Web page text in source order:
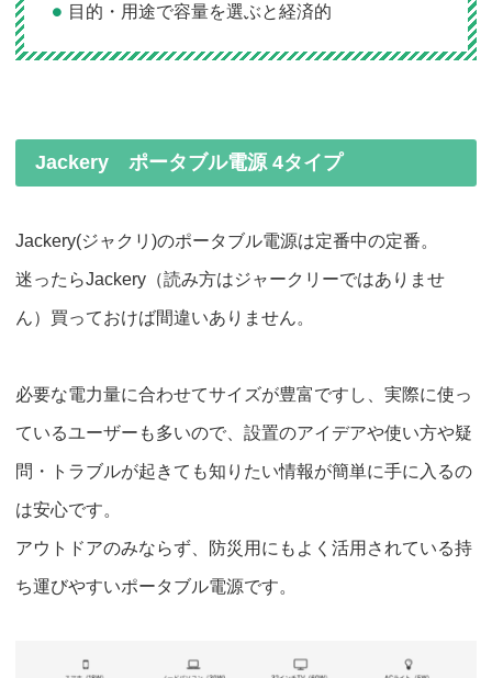
目的・用途で容量を選ぶと経済的
Jackery ポータブル電源 4タイプ
Jackery(ジャクリ)のポータブル電源は定番中の定番。
迷ったらJackery（読み方はジャークリーではありませ
ん）買っておけば間違いありません。
必要な電力量に合わせてサイズが豊富ですし、実際に使っ
ているユーザーも多いので、設置のアイデアや使い方や疑
問・トラブルが起きても知りたい情報が簡単に手に入るの
は安心です。
アウトドアのみならず、防災用にもよく活用されている持
ち運びやすいポータブル電源です。